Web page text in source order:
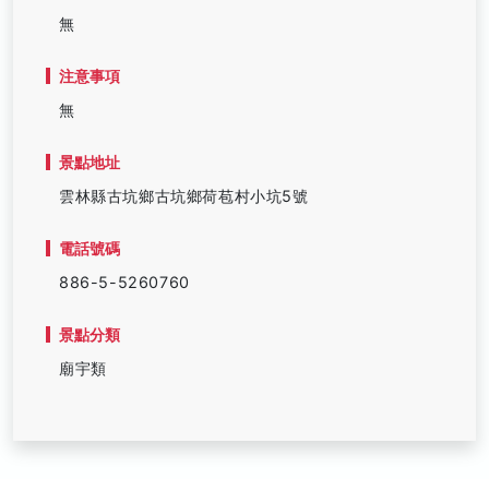
無
注意事項
無
景點地址
雲林縣古坑鄉古坑鄉荷苞村小坑5號
電話號碼
886-5-5260760
景點分類
廟宇類